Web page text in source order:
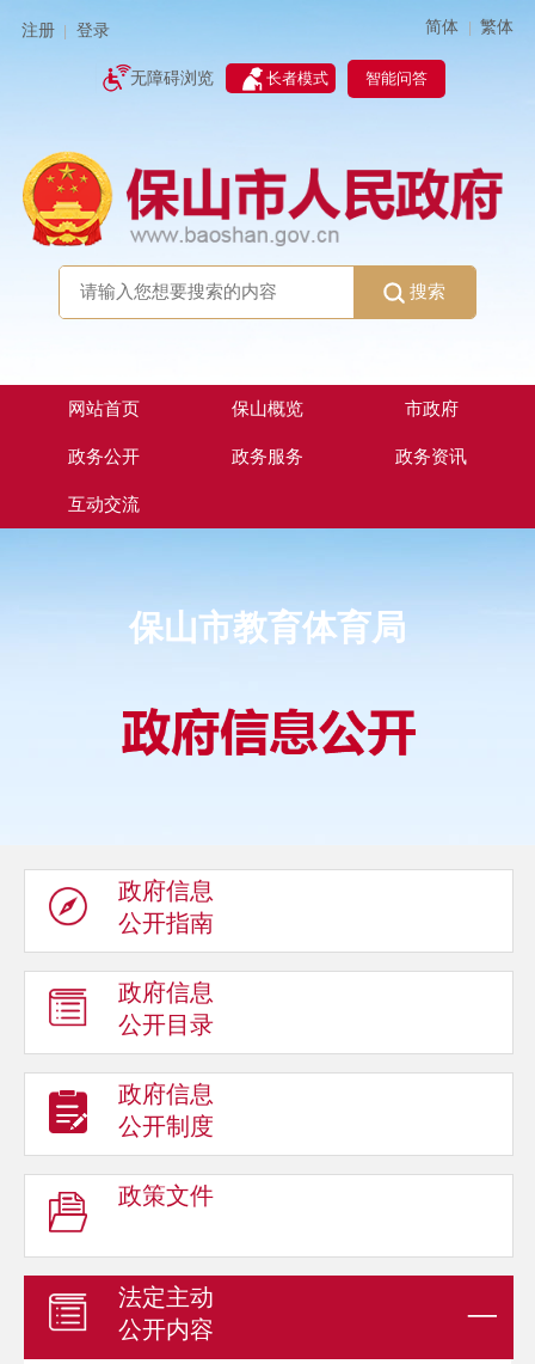
注册 登录 简体 | 繁体
无障碍浏览 长者模式 智能问答
搜索
网站首页 保山概览 市政府
政务公开 政务服务 政务资讯
互动交流
保山市教育体育局
政府信息
公开指南
政府信息
公开目录
政府信息
公开制度
政策文件
法定主动
公开内容